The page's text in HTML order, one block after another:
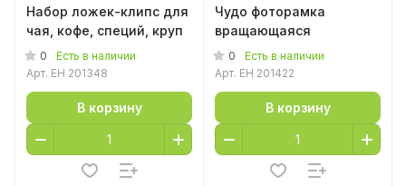
Набор ложек-клипс для
чая, кофе, специй, круп
0
Есть в наличии
Арт. EH 201348
В корзину
Чудо фоторамка
вращающаяся
0
Есть в наличии
Арт. EH 201422
В корзину